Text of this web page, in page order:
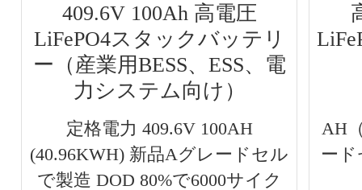
409.6V 100Ah 高電圧
LiFePO4スタックバッテリ
ー（産業用BESS、ESS、電
力システム向け）
定格電力 409.6V 100AH
(40.96KWH) 新品Aグレードセル
で製造 DOD 80%で6000サイク
AH
ー